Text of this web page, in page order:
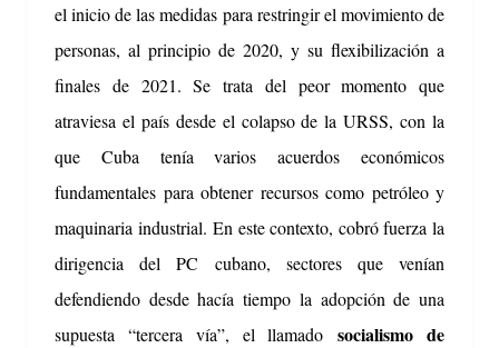
el inicio de las medidas para restringir el movimiento de
personas, al principio de 2020, y su flexibilización a
finales de 2021. Se trata del peor momento que
atraviesa el país desde el colapso de la URSS, con la
que Cuba tenía varios acuerdos económicos
fundamentales para obtener recursos como petróleo y
maquinaria industrial.En este contexto, cobró fuerza la
dirigencia del PC cubano, sectores que venían
defendiendo desde hacía tiempo la adopción de una
supuesta “tercera vía”, el llamadosocialismo de